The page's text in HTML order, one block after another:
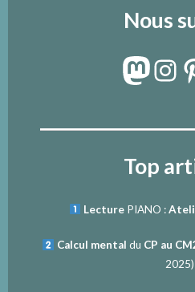
Nous
Top
Lecture PIANO :
Calcul mental du CP au
2025)